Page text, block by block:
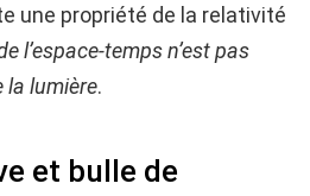
une propriété de la relativité
l’espace-temps n’est pas
la lumière.
et bulle de